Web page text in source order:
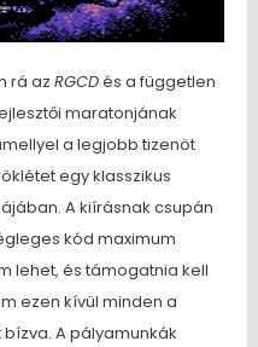
rá az RGCDés a független
maratonjának
a legjobb tizenöt
egy klasszikus
A kiírásnak csupán
kód maximum
lehet, és támogatnia kell
ezen kívül minden a
A pályamunkák